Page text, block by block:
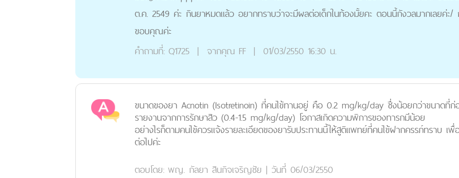
ต.ค. 2549 ค่ะ กินยาหมดแล้ว อยากทราบว่าจะมีผลต่อเด็กในท้องมั้ยคะ ตอนนี้กังวลมากเลยค่
ขอบคุณค่ะ
คำถามที่: Q1725 | จากคุณ FF | 01/03/2550 16:30 น.
ขนาดของยา Acnotin (Isotretinoin) ที่คนไข้ทานอยู่ คือ 0.2 mg/kg/day ซึ่งน้อยกว่าขนาดที่ก่
รายงานจากการรักษาสิว (0.4-1.5 mg/kg/day) โอกาสเกิดความพิการของทารกมีน้อย
อย่างไรก็ตามคนไข้ควรแจ้งรายละเอียดของยารับประทานนี้ให้สูติแพทย์ที่คนไข้ฝากครรภ์ทราบ เ
ต่อไปค่ะ
ตอบโดย: พญ. กัลยา สินกิจเจริญชัย | วันที่ 06/03/2550